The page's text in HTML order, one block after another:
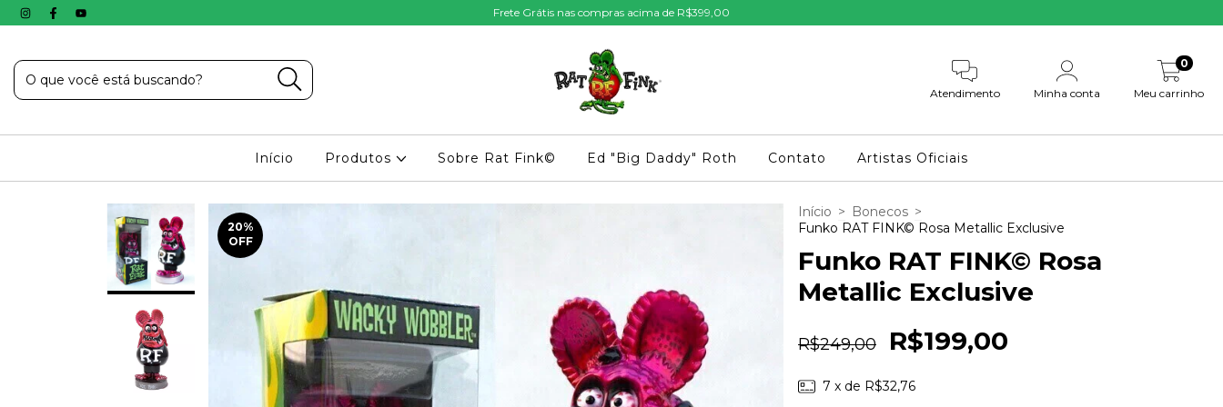
Frete Grátis nas compras acima de R$399,00
Atendimento Minha conta Meu carrinho
0
Início Produtos Sobre Rat Fink© Ed "Big Daddy" Roth Contato Artistas Oficiais
20%
OFF
Início > Bonecos >
Funko RAT FINK© Rosa Metallic Exclusive
Funko RAT FINK© Rosa
Metallic Exclusive
R$249,00 R$199,00
7 x de R$32,76